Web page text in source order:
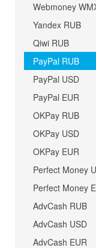
Webmoney
Yandex RUB
Qiwi RUB
PayPal RUB
PayPal USD
PayPal EUR
OKPay RUB
OKPay USD
OKPay EUR
Perfect Money
Perfect Money
AdvCash RUB
AdvCash USD
AdvCash EUR